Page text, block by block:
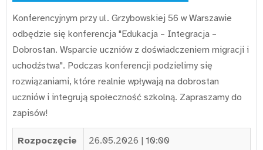
Konferencyjnym przy ul. Grzybowskiej 56 w Warszawie
odbędzie się konferencja "Edukacja – Integracja –
Dobrostan. Wsparcie uczniów z doświadczeniem migracji i
uchodźstwa". Podczas konferencji podzielimy się
rozwiązaniami, które realnie wpływają na dobrostan
uczniów i integrują społeczność szkolną. Zapraszamy do
zapisów!
Rozpoczęcie 26.05.2026 | 10:00